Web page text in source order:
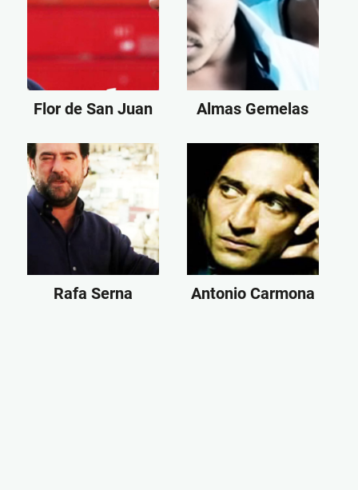
Flor de San Juan Almas Gemelas
Rafa Serna Antonio Carmona